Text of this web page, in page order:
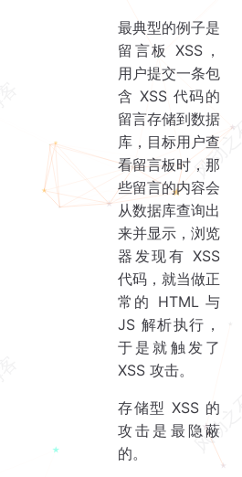
最典型的例子是
留言板 XSS，
用户提交一条包
含 XSS 代码的
留言存储到数据
库，目标用户查
看留言板时，那
些留言的内容会
从数据库查询出
来并显示，浏览
器发现有 XSS
代码，就当做正
常的 HTML 与
JS 解析执行，
于是就触发了
XSS 攻击。
存储型 XSS 的
攻击是最隐蔽
的。